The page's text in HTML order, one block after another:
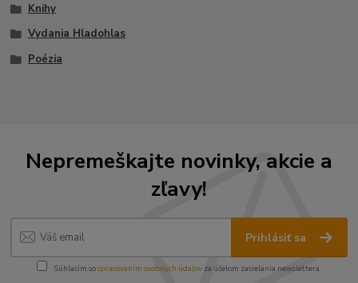
Knihy
Vydania Hladohlas
Poézia
Nepremeškajte novinky, akcie a
zľavy!
Prihlásiť sa
Súhlasím sospracovaním osobných údajov za účelom zasielania newslettera.